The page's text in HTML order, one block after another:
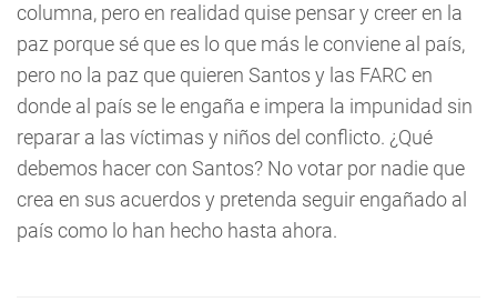
columna, pero en realidad quise pensar y creer en la
paz porque sé que es lo que más le conviene al país,
pero no la paz que quieren Santos y las FARC en
donde al país se le engaña e impera la impunidad sin
reparar a las víctimas y niños del conflicto. ¿Qué
debemos hacer con Santos? No votar por nadie que
crea en sus acuerdos y pretenda seguir engañado al
país como lo han hecho hasta ahora.